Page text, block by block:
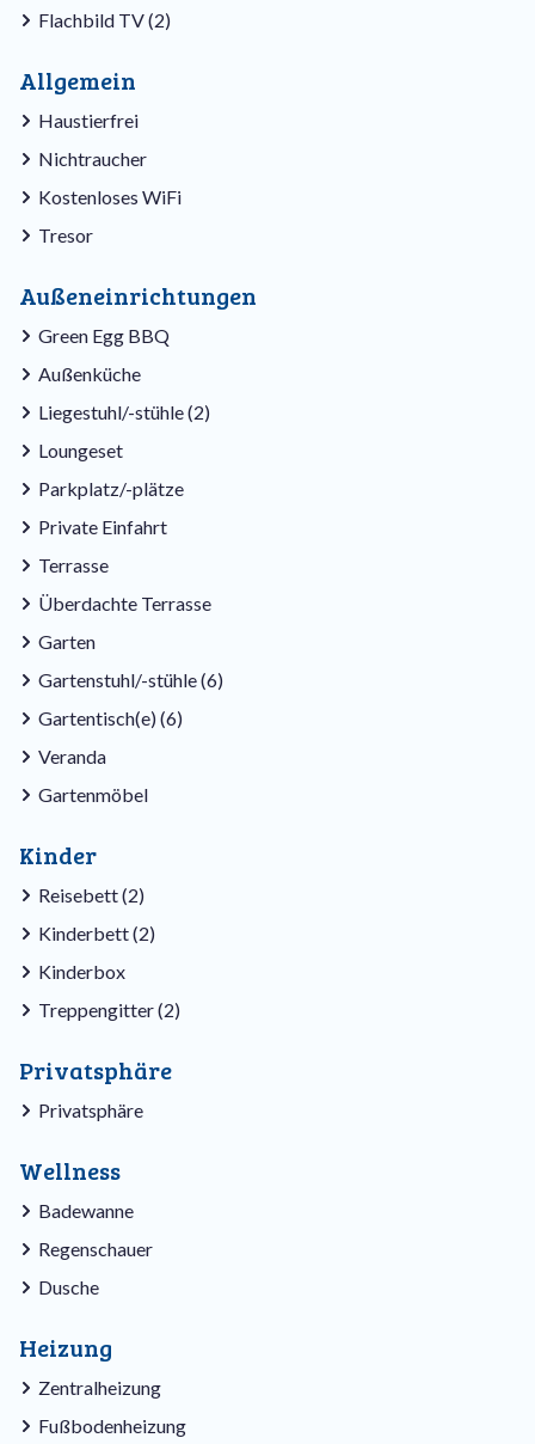
Flachbild TV (2)
Allgemein
Haustierfrei
Nichtraucher
Kostenloses WiFi
Tresor
Außeneinrichtungen
Green Egg BBQ
Außenküche
Liegestuhl/-stühle (2)
Loungeset
Parkplatz/-plätze
Private Einfahrt
Terrasse
Überdachte Terrasse
Garten
Gartenstuhl/-stühle (6)
Gartentisch(e) (6)
Veranda
Gartenmöbel
Kinder
Reisebett (2)
Kinderbett (2)
Kinderbox
Treppengitter (2)
Privatsphäre
Privatsphäre
Wellness
Badewanne
Regenschauer
Dusche
Heizung
Zentralheizung
Fußbodenheizung